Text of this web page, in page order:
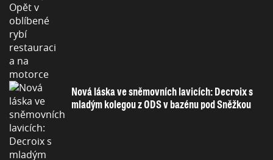
Nová láska ve sněmovních lavicích: Decroix s
mladým kolegou z ODS v bazénu pod Sněžkou